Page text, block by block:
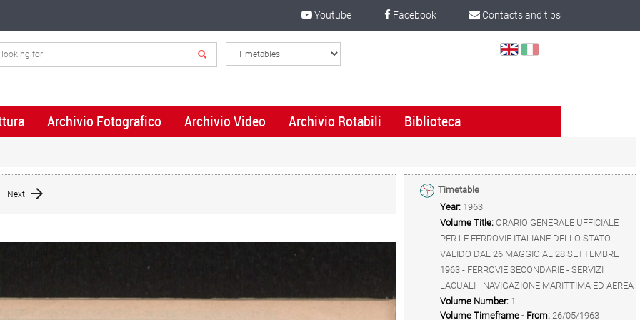
Contacts and tips
Facebook
Youtube
Select
Archivio Fotografico Archivio Video Archivio Rotabili Biblioteca
Next
Timetable
Year: 1963
Volume Title: ORARIO GENERALE UFFICIALE
PER LE FERROVIE ITALIANE DELLO STATO -
VALIDO DAL 26 MAGGIO AL 28 SETTEMBRE
1963 - FERROVIE SECONDARIE - SERVIZI
LACUALI - NAVIGAZIONE MARITTIMA ED AEREA
Volume Number: 1
Volume Timeframe - From: 26/05/1963